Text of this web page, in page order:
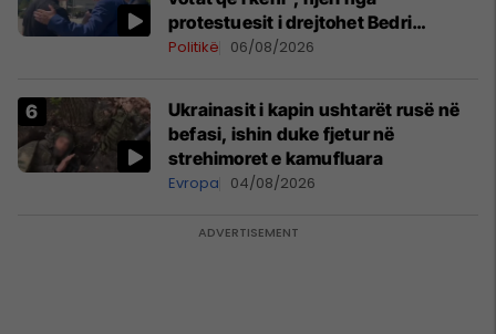
protestuesit i drejtohet Bedri
Hamzës
Politikë 06/08/2026
Ukrainasit i kapin ushtarët rusë në
befasi, ishin duke fjetur në
strehimoret e kamufluara
Evropa 04/08/2026